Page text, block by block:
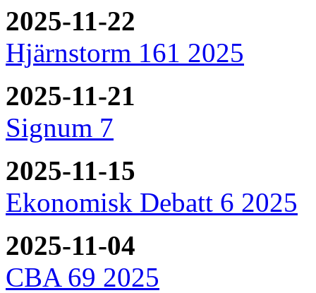
2025-11-22
Hjärnstorm 161 2025
2025-11-21
Signum 7
2025-11-15
Ekonomisk Debatt 6 2025
2025-11-04
CBA 69 2025